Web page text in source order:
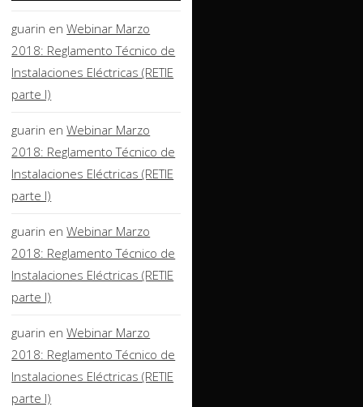
guarin enWebinar Marzo
2018: Reglamento Técnico de
Instalaciones Eléctricas (RETIE
parte I)
guarin enWebinar Marzo
2018: Reglamento Técnico de
Instalaciones Eléctricas (RETIE
parte I)
guarin enWebinar Marzo
2018: Reglamento Técnico de
Instalaciones Eléctricas (RETIE
parte I)
guarin enWebinar Marzo
2018: Reglamento Técnico de
Instalaciones Eléctricas (RETIE
parte I)